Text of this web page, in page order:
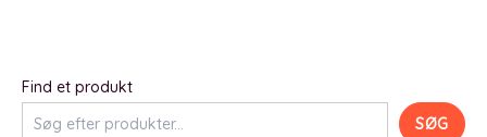
Find et produkt
SØG